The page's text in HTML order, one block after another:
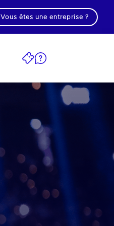
Vous êtes une entreprise ?